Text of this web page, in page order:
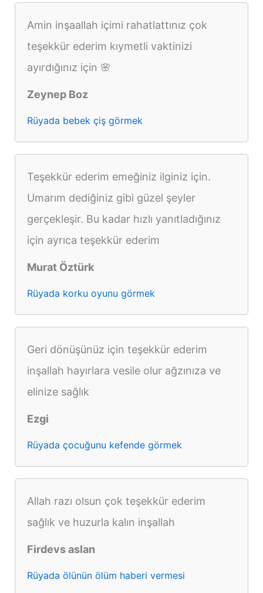
Amin inşaallah içimi rahatlattınız çok
teşekkür ederim kıymetli vaktinizi
ayırdığınız için 🌸
Zeynep Boz
Rüyada bebek çiş görmek
Teşekkür ederim emeğiniz ilginiz için.
Umarım dediğiniz gibi güzel şeyler
gerçekleşir. Bu kadar hızlı yanıtladığınız
için ayrıca teşekkür ederim
Murat Öztürk
Rüyada korku oyunu görmek
Geri dönüşünüz için teşekkür ederim
inşallah hayırlara vesile olur ağzınıza ve
elinize sağlık
Ezgi
Rüyada çocuğunu kefende görmek
Allah razı olsun çok teşekkür ederim
sağlık ve huzurla kalın inşallah
Firdevs aslan
Rüyada ölünün ölüm haberi vermesi